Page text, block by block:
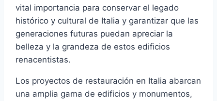
vital importancia para conservar el legado
histórico y cultural de Italia y garantizar que las
generaciones futuras puedan apreciar la
belleza y la grandeza de estos edificios
renacentistas.
Los proyectos de restauración en Italia abarcan
una amplia gama de edificios y monumentos,